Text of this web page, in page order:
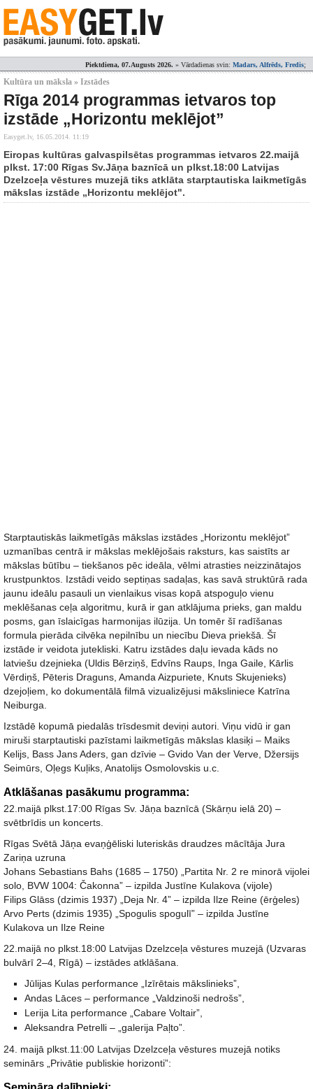
Piektdiena, 07.Augusts 2026. » Vārdadienas svin: Madars, Alfrēds, Fredis;
Kultūra un māksla » Izstādes
Rīga 2014 programmas ietvaros top
izstāde „Horizontu meklējot”
Easyget.lv, 16.05.2014. 11:19
Eiropas kultūras galvaspilsētas programmas ietvaros 22.maijā
plkst. 17:00 Rīgas Sv.Jāņa baznīcā un plkst.18:00 Latvijas
Dzelzceļa vēstures muzejā tiks atklāta starptautiska laikmetīgās
mākslas izstāde „Horizontu meklējot".
Starptautiskās laikmetīgās mākslas izstādes „Horizontu meklējot”
uzmanības centrā ir mākslas meklējošais raksturs, kas saistīts ar
mākslas būtību – tiekšanos pēc ideāla, vēlmi atrasties neizzinātajos
krustpunktos. Izstādi veido septiņas sadaļas, kas savā struktūrā rada
jaunu ideālu pasauli un vienlaikus visas kopā atspoguļo vienu
meklēšanas ceļa algoritmu, kurā ir gan atklājuma prieks, gan maldu
posms, gan īslaicīgas harmonijas ilūzija. Un tomēr šī radīšanas
formula pierāda cilvēka nepilnību un niecību Dieva priekšā. Šī
izstāde ir veidota jutekliski. Katru izstādes daļu ievada kāds no
latviešu dzejnieka (Uldis Bērziņš, Edvīns Raups, Inga Gaile, Kārlis
Vērdiņš, Pēteris Draguns, Amanda Aizpuriete, Knuts Skujenieks)
dzejoļiem, ko dokumentālā filmā vizualizējusi māksliniece Katrīna
Neiburga.
Izstādē kopumā piedalās trīsdesmit deviņi autori. Viņu vidū ir gan
miruši starptautiski pazīstami laikmetīgās mākslas klasiķi – Maiks
Kelijs, Bass Jans Aders, gan dzīvie – Gvido Van der Verve, Džersijs
Seimūrs, Oļegs Kuļiks, Anatolijs Osmolovskis u.c.
Atklāšanas pasākumu programma:
22.maijā plkst.17:00 Rīgas Sv. Jāņa baznīcā (Skārņu ielā 20) –
svētbrīdis un koncerts.
Rīgas Svētā Jāņa evaņģēliski luteriskās draudzes mācītāja Jura
Zariņa uzruna
Johans Sebastians Bahs (1685 – 1750) „Partita Nr. 2 re minorā vijolei
solo, BVW 1004: Čakonna” – izpilda Justīne Kulakova (vijole)
Filips Glāss (dzimis 1937) „Deja Nr. 4” – izpilda Ilze Reine (ērģeles)
Arvo Perts (dzimis 1935) „Spogulis spogulī” – izpilda Justīne
Kulakova un Ilze Reine
22.maijā no plkst.18:00 Latvijas Dzelzceļa vēstures muzejā (Uzvaras
bulvārī 2–4, Rīgā) – izstādes atklāšana.
Jūlijas Kulas performance „Izīrētais mākslinieks”,
Andas Lāces – performance „Valdzinoši nedrošs”,
Lerija Lita performance „Cabare Voltair”,
Aleksandra Petrelli – „galerija Paļto”.
24. maijā plkst.11:00 Latvijas Dzelzceļa vēstures muzejā notiks
seminārs „Privātie publiskie horizonti”: